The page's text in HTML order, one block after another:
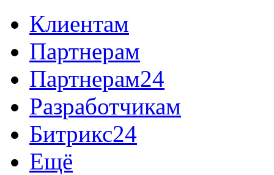
Клиентам
Партнерам
Партнерам24
Разработчикам
Битрикс24
Ещё